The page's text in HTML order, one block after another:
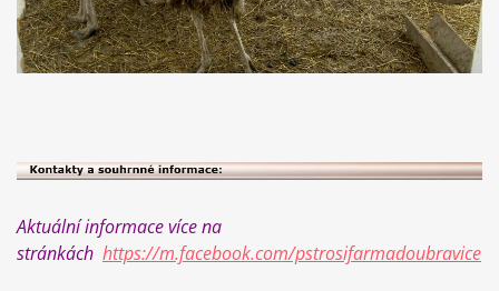
Aktuální informace více na
stránkách https://m.facebook.com/pstrosifarmadoubravice